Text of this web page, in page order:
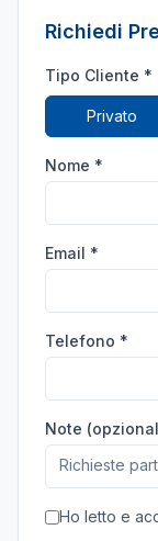
Richiedi
Tipo Cliente *
Privato
Nome *
Email *
Telefono *
Note
Ho letto e